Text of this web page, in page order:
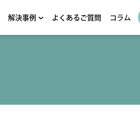
解決事例 よくあるご質問 コラム